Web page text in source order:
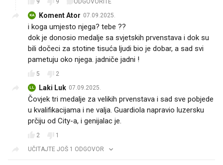
9 9 ODGOVORITE
KA Koment Ator 07.09.2025.
i koga umjesto njega? tebe ??
dok je donosio medalje sa svjetskih prvenstava i dok su
bili dočeci za stotine tisuća ljudi bio je dobar, a sad svi
pametuju oko njega. jadniče jadni !
5 2
LL Laki Luk 07.09.2025.
Čovjek tri medalje za velikih prvenstava i sad sve pobjede
u kvalifikacijama i ne valja. Guardiola napravio luzersku
prčiju od City-a, i genijalac je.
2
1
UČITAJTE JOŠ 1 ODGOVOR